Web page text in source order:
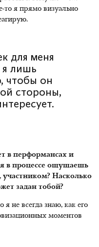
то я прямо визуально
для меня
я лишь
чтобы он
стороны,
в перформансах и
в процессе ощущаешь
Насколько
задан тобой?
не всегда знаю, как его
моментов